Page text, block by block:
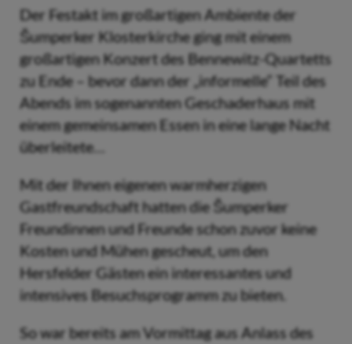
Der Festakt im großartigen Ambiente der
Šumperker Klosterkirche ging mit einem
großartigen Konzert des Bennewitz-Quartetts
zu Ende – bevor dann der „informelle“ Teil des
Abends im sogenannten Geschaderhaus mit
einem gemeinsamen Essen in eine lange Nacht
überleitete…
Mit der Ihnen eigenen warmherzigen
Gastfreundschaft hatten die Šumperker
Freundinnen und Freunde schon zuvor keine
Kosten und Mühen gescheut, um den
Hersfelder Gästen ein interessantes und
intensives Besuchsprogramm zu bieten.
So war bereits am Vormittag aus Anlass des